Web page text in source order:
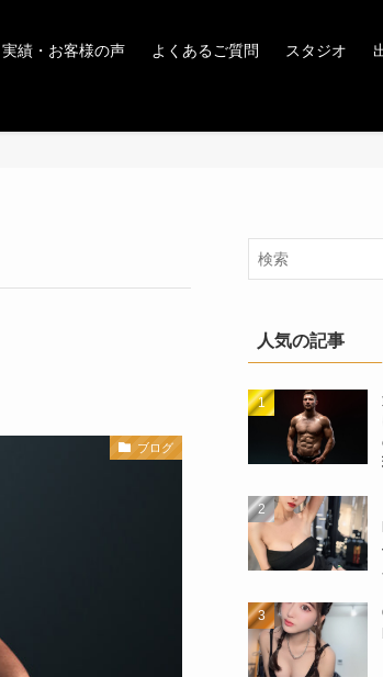
実績・お客様の声 よくあるご質問 スタジオ
ブログ
人気の記事